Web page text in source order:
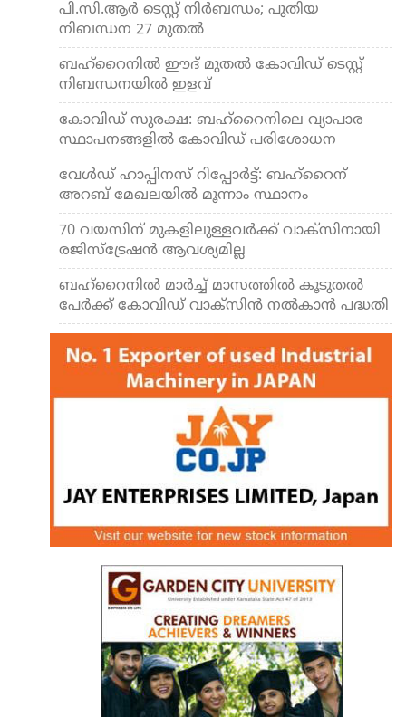
പി.സി.ആര്‍ ടെസ്റ്റ് നിര്‍ബന്ധം; പുതിയ
നിബന്ധന 27 മുതല്‍
ബഹ്‌റൈനില്‍ ഈദ് മുതല്‍ കോവിഡ് ടെസ്റ്റ്
നിബന്ധനയില്‍ ഇളവ്
കോവിഡ് സുരക്ഷ: ബഹ്‌റൈനിലെ വ്യാപാര
സ്ഥാപനങ്ങളില്‍ കോവിഡ് പരിശോധന
വേള്‍ഡ് ഹാപ്പിനസ് റിപ്പോര്‍ട്ട്: ബഹ്‌റൈന്
അറബ് മേഖലയില്‍ മൂന്നാം സ്ഥാനം
70 വയസിന് മുകളിലുള്ളവര്‍ക്ക് വാക്‌സിനായി
രജിസ്‌ട്രേഷന്‍ ആവശ്യമില്ല
ബഹ്‌റൈനില്‍ മാര്‍ച്ച് മാസത്തില്‍ കൂടുതല്‍
പേര്‍ക്ക് കോവിഡ് വാക്‌സിന്‍ നല്‍കാന്‍ പദ്ധതി